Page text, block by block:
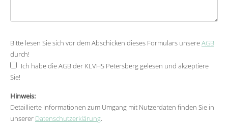
Bitte lesen Sie sich vor dem Abschicken dieses Formulars unsereAGB
durch!
Ich habe die AGB der KLVHS Petersberg gelesen und akzeptiere
Sie!
Hinweis:
Detaillierte Informationen zum Umgang mit Nutzerdaten finden Sie in
unserer Datenschutzerklärung.